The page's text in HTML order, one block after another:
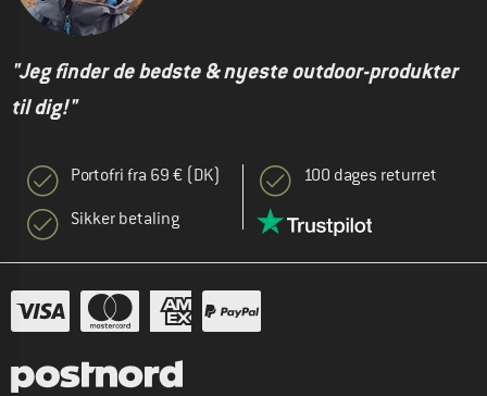
"Jeg finder de bedste & nyeste outdoor-produkter
til dig!"
Portofri fra 69 € (DK)
Sikker betaling
100 dages returret